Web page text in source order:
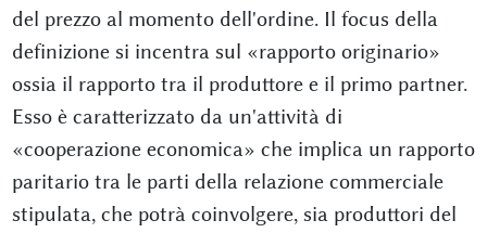
del prezzo al momento dell'ordine. Il focus della
definizione si incentra sul «rapporto originario»
ossia il rapporto tra il produttore e il primo partner.
Esso è caratterizzato da un'attività di
«cooperazione economica» che implica un rapporto
paritario tra le parti della relazione commerciale
stipulata, che potrà coinvolgere, sia produttori del